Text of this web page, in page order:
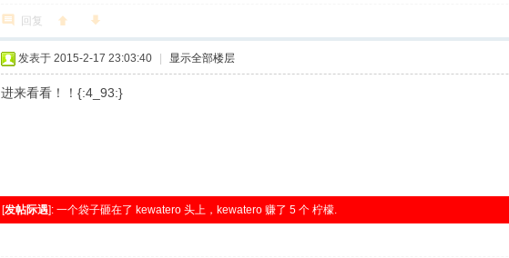
回复
发表于 2015-2-17 23:03:40 显示全部楼层
进来看看！！{:4_93:}
[发帖际遇]: 一个袋子砸在了 kewatero 头上，kewatero 赚了 5 个 柠檬.